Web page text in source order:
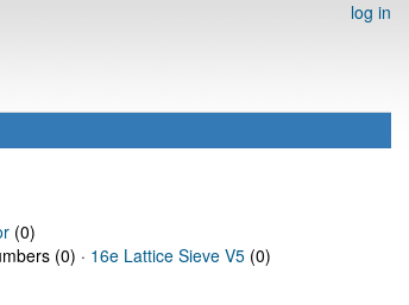
log in
(0)
(0) · 16e Lattice Sieve V5 (0)